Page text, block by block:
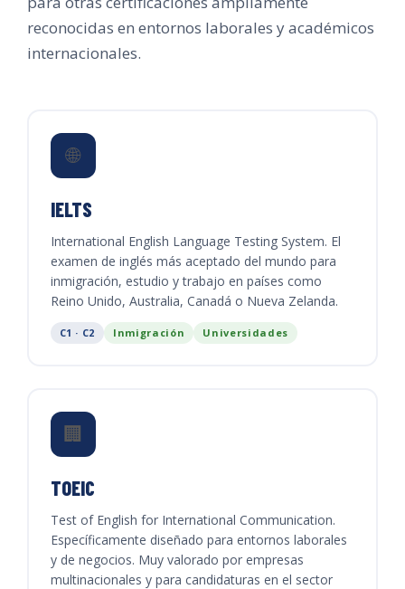
reconocidas en entornos laborales y académicos
internacionales.
🌐
IELTS
International English Language Testing System. El
examen de inglés más aceptado del mundo para
inmigración, estudio y trabajo en países como
Reino Unido, Australia, Canadá o Nueva Zelanda.
C1 · C2 Inmigración Universidades
🏢
TOEIC
Test of English for International Communication.
Específicamente diseñado para entornos laborales
y de negocios. Muy valorado por empresas
multinacionales y para candidaturas en el sector